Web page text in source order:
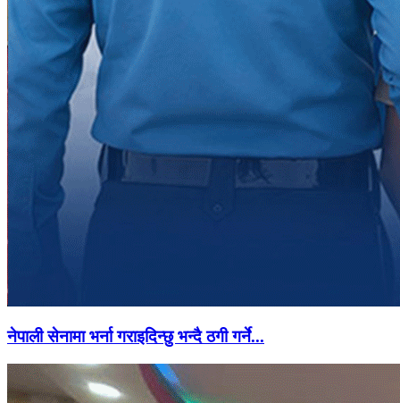
नेपाली सेनामा भर्ना गराइदिन्छु भन्दै ठगी गर्ने...